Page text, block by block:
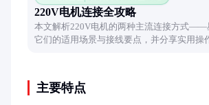
220V电机连接全攻略
本文解析220V电机的两种主流连接方式——
它们的适用场景与接线要点，并分享实用操
主要特点